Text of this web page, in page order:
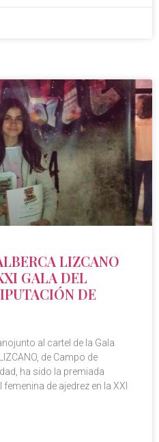
LIZCANO
GALA DEL
DE
al cartel de la Gala
de Campo de
ha sido la premiada
de ajedrez en la XXI